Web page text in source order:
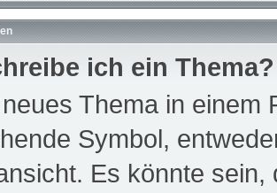
ich ein Thema?
Thema in
Symbol,
Es könnte